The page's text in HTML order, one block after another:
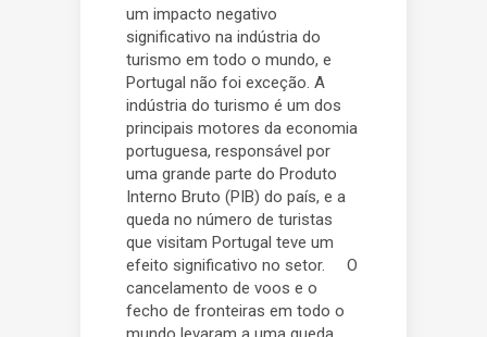
um impacto negativo
significativo na indústria do
turismo em todo o mundo, e
Portugal não foi exceção. A
indústria do turismo é um dos
principais motores da economia
portuguesa, responsável por
uma grande parte do Produto
Interno Bruto (PIB) do país, e a
queda no número de turistas
que visitam Portugal teve um
efeito significativo no setor. O
cancelamento de voos e o
fecho de fronteiras em todo o